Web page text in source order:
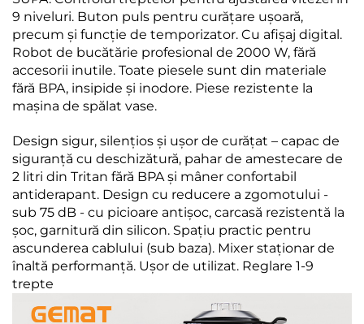
9 niveluri. Buton puls pentru curățare ușoară,
precum și funcție de temporizator. Cu afișaj digital.
Robot de bucătărie profesional de 2000 W, fără
accesorii inutile. Toate piesele sunt din materiale
fără BPA, insipide și inodore. Piese rezistente la
mașina de spălat vase.
Design sigur, silențios și ușor de curățat – capac de
siguranță cu deschizătură, pahar de amestecare de
2 litri din Tritan fără BPA și mâner confortabil
antiderapant. Design cu reducere a zgomotului -
sub 75 dB - cu picioare antișoc, carcasă rezistentă la
șoc, garnitură din silicon. Spațiu practic pentru
ascunderea cablului (sub baza). Mixer staționar de
înaltă performanță. Ușor de utilizat. Reglare 1-9
trepte